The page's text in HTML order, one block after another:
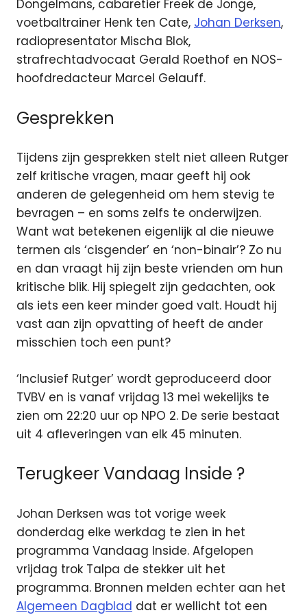
Dongelmans, cabaretier Freek de Jonge,
voetbaltrainer Henk ten Cate, Johan Derksen,
radiopresentator Mischa Blok,
strafrechtadvocaat Gerald Roethof en NOS-
hoofdredacteur Marcel Gelauff.
Gesprekken
Tijdens zijn gesprekken stelt niet alleen Rutger
zelf kritische vragen, maar geeft hij ook
anderen de gelegenheid om hem stevig te
bevragen – en soms zelfs te onderwijzen.
Want wat betekenen eigenlijk al die nieuwe
termen als ‘cisgender’ en ‘non-binair’? Zo nu
en dan vraagt hij zijn beste vrienden om hun
kritische blik. Hij spiegelt zijn gedachten, ook
als iets een keer minder goed valt. Houdt hij
vast aan zijn opvatting of heeft de ander
misschien toch een punt?
‘Inclusief Rutger’ wordt geproduceerd door
TVBV en is vanaf vrijdag 13 mei wekelijks te
zien om 22:20 uur op NPO 2. De serie bestaat
uit 4 afleveringen van elk 45 minuten.
Terugkeer Vandaag Inside ?
Johan Derksen was tot vorige week
donderdag elke werkdag te zien in het
programma Vandaag Inside. Afgelopen
vrijdag trok Talpa de stekker uit het
programma. Bronnen melden echter aan het
Algemeen Dagblad dat er wellicht tot een